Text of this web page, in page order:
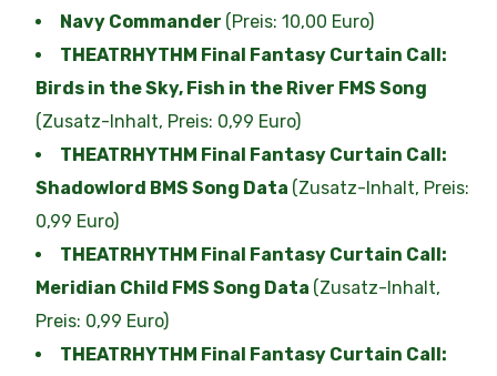
Navy Commander (Preis: 10,00 Euro)
THEATRHYTHM Final Fantasy Curtain Call:
Birds in the Sky, Fish in the River FMS Song
(Zusatz-Inhalt, Preis: 0,99 Euro)
THEATRHYTHM Final Fantasy Curtain Call:
Shadowlord BMS Song Data (Zusatz-Inhalt, Preis:
0,99 Euro)
THEATRHYTHM Final Fantasy Curtain Call:
Meridian Child FMS Song Data (Zusatz-Inhalt,
Preis: 0,99 Euro)
THEATRHYTHM Final Fantasy Curtain Call: